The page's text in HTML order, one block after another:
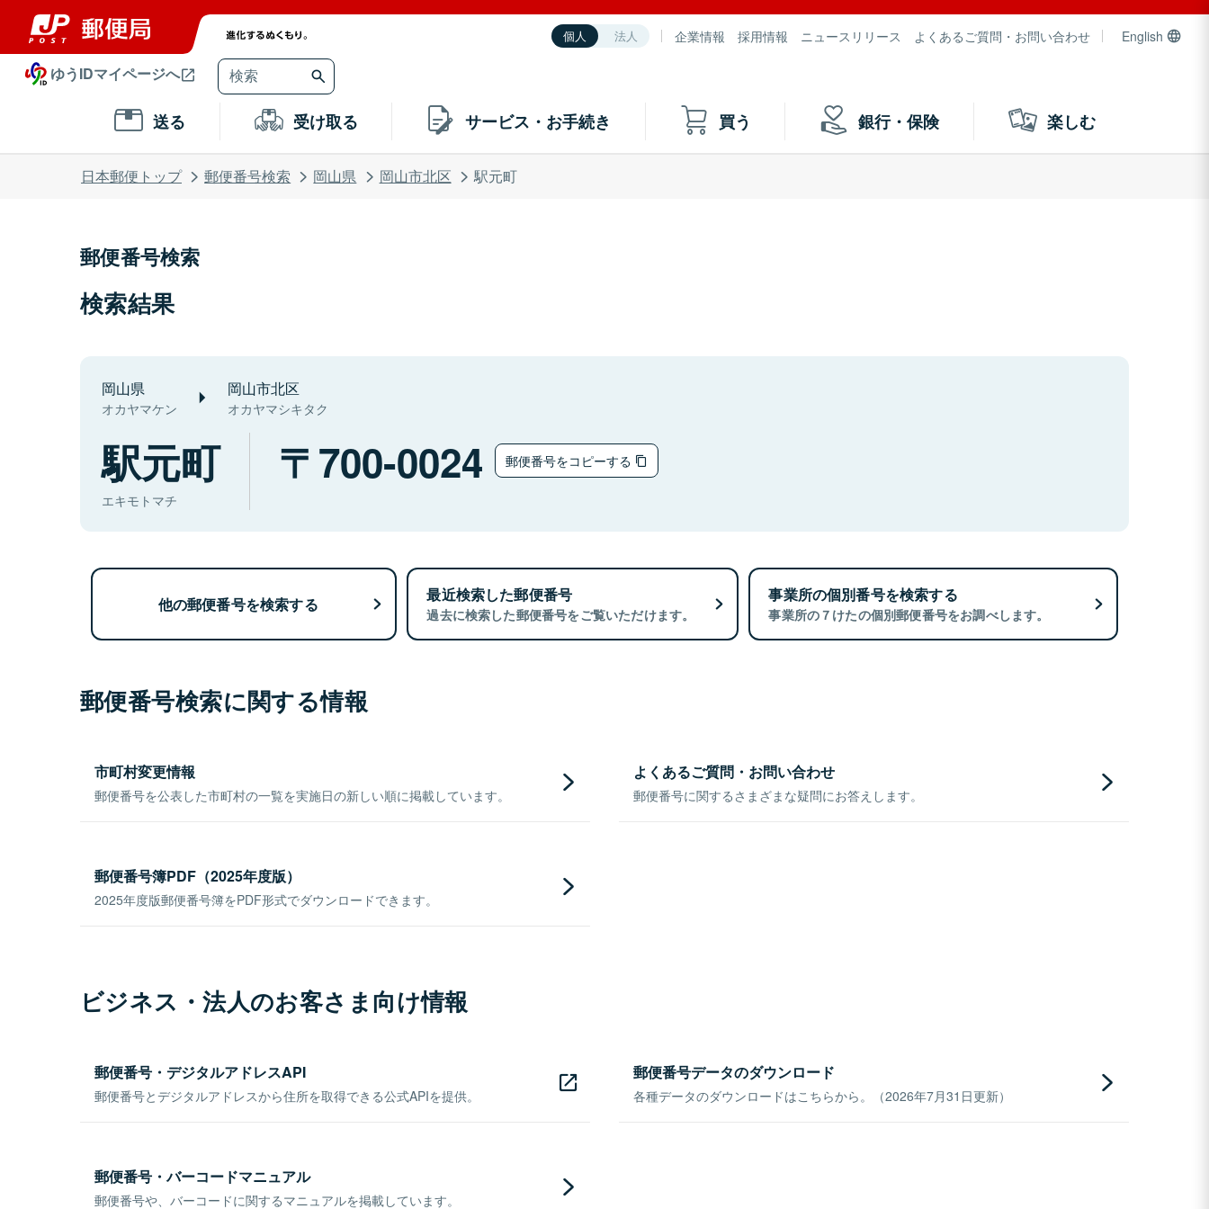
個人 法人 企業情報 採用情報 ニュースリリース よくあるご質問・お問い合わせ English
ゆうIDマイページへ
送る 受け取る サービス・お手続き 買う 銀行・保険 楽しむ
日本郵便トップ 郵便番号検索 岡山県 岡山市北区 駅元町
郵便番号検索
検索結果
岡山県
オカヤマケン
岡山市北区
オカヤマシキタク
駅元町
エキモトマチ
700-0024 郵便番号をコピーする
他の郵便番号を検索する 最近検索した郵便番号
過去に検索した郵便番号をご覧いただけます。
事業所の個別番号を検索する
事業所の７けたの個別郵便番号をお調べします。
郵便番号検索に関する情報
市町村変更情報
郵便番号を公表した市町村の一覧を実施日の新しい順に掲載しています。
よくあるご質問・お問い合わせ
郵便番号に関するさまざまな疑問にお答えします。
郵便番号簿PDF（2025年度版）
2025年度版郵便番号簿をPDF形式でダウンロードできます。
ビジネス・法人のお客さま向け情報
郵便番号・デジタルアドレスAPI
郵便番号とデジタルアドレスから住所を取得できる公式APIを提供。
郵便番号データのダウンロード
各種データのダウンロードはこちらから。（2026年7月31日更新）
郵便番号・バーコードマニュアル
郵便番号や、バーコードに関するマニュアルを掲載しています。